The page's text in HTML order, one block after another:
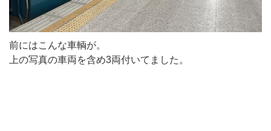
前にはこんな車輌が。
上の写真の車両を含め3両付いてました。